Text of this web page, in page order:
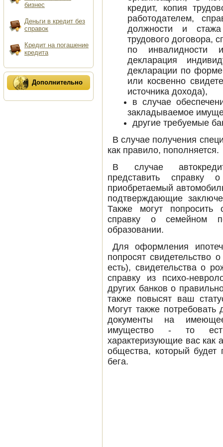
кредит, копия
работодателем,
должности и
трудового договора,
по инвалидности
декларация
декларации по
или косвенно
источника дохода),
в случае
закладываемое
другие требуемые
В случае получения
как правило, пополняется.
В случае
представить справку
приобретаемый
подтверждающие
Также могут
справку о семейном
образовании.
Для оформления
попросят свидетельство
есть), свидетельства о
справку из психо-
других банков о
также повысят ваш
Могут также
документы на
имущество - то
характеризующие вас как
общества, который будет
бега.
бизнес
деньги в кредит без
справок
кредит на погашение
кредита
Дополнительно